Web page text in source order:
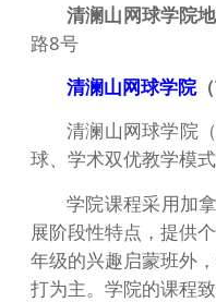
清澜山网球学院地
路8号
清澜山网球学院
清澜山网球学院
球、学术双优教学模式
学院课程采用加
展阶段性特点，提供
年级的兴趣启蒙班外
打为主。学院的课程